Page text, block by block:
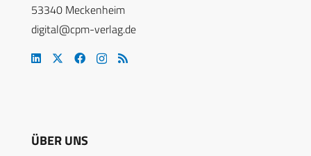
53340 Meckenheim
digital@cpm-verlag.de
ÜBER UNS